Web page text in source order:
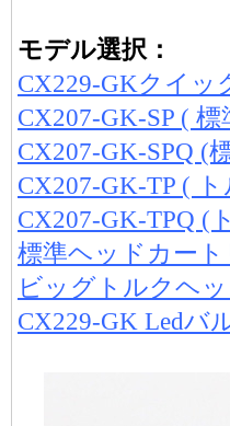
モデル選択：
CX229-GKクイッ
CX207-GK-SP (
CX207-GK-SPQ (
CX207-GK-TP (
CX207-GK-TPQ (
標準ヘッドカー
ビッグトルクヘ
CX229-GK Ledバ